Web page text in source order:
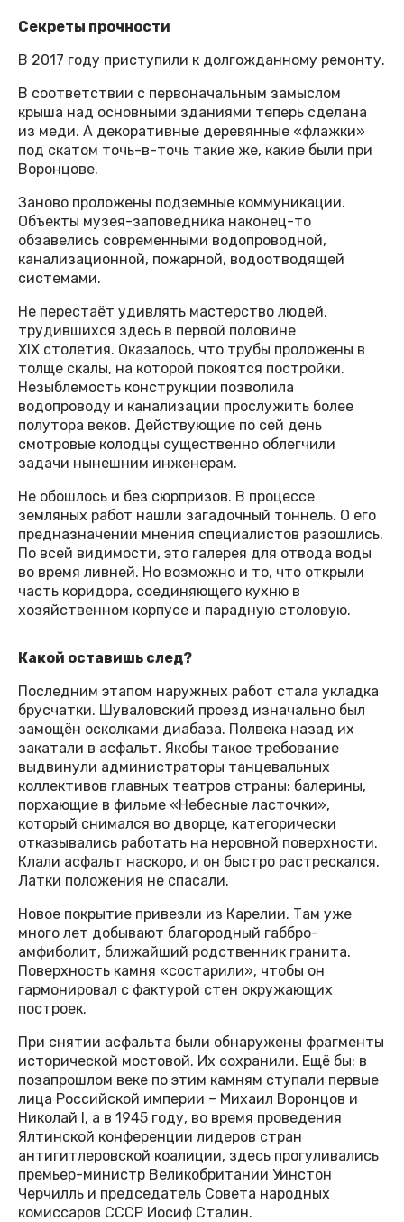
Секреты прочности
В 2017 году приступили к долгожданному ремонту.
В соответствии с первоначальным замыслом
крыша над основными зданиями теперь сделана
из меди. А декоративные деревянные «флажки»
под скатом точь-в-точь такие же, какие были при
Воронцове.
Заново проложены подземные коммуникации.
Объекты музея-заповедника наконец-то
обзавелись современными водопроводной,
канализационной, пожарной, водоотводящей
системами.
Не перестаёт удивлять мастерство людей,
трудившихся здесь в первой половине
XIX столетия. Оказалось, что трубы проложены в
толще скалы, на которой покоятся постройки.
Незыблемость конструкции позволила
водопроводу и канализации прослужить более
полутора веков. Действующие по сей день
смотровые колодцы существенно облегчили
задачи нынешним инженерам.
Не обошлось и без сюрпризов. В процессе
земляных работ нашли загадочный тоннель. О его
предназначении мнения специалистов разошлись.
По всей видимости, это галерея для отвода воды
во время ливней. Но возможно и то, что открыли
часть коридора, соединяющего кухню в
хозяйственном корпусе и парадную столовую.
Какой оставишь след?
Последним этапом наружных работ стала укладка
брусчатки. Шуваловский проезд изначально был
замощён осколками диабаза. Полвека назад их
закатали в асфальт. Якобы такое требование
выдвинули администраторы танцевальных
коллективов главных театров страны: балерины,
порхающие в фильме «Небесные ласточки»,
который снимался во дворце, категорически
отказывались работать на неровной поверхности.
Клали асфальт наскоро, и он быстро растрескался.
Латки положения не спасали.
Новое покрытие привезли из Карелии. Там уже
много лет добывают благородный габбро-
амфиболит, ближайший родственник гранита.
Поверхность камня «состарили», чтобы он
гармонировал с фактурой стен окружающих
построек.
При снятии асфальта были обнаружены фрагменты
исторической мостовой. Их сохранили. Ещё бы: в
позапрошлом веке по этим камням ступали первые
лица Российской империи – Михаил Воронцов и
Николай I, а в 1945 году, во время проведения
Ялтинской конференции лидеров стран
антигитлеровской коалиции, здесь прогуливались
премьер-министр Великобритании Уинстон
Черчилль и председатель Совета народных
комиссаров СССР Иосиф Сталин.